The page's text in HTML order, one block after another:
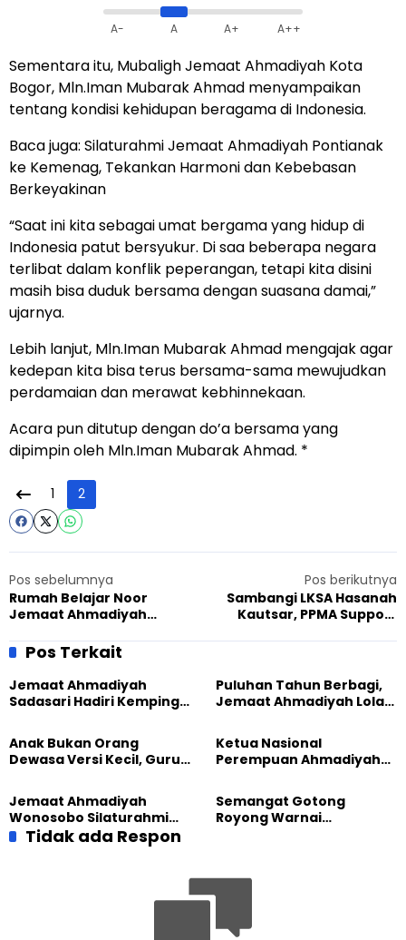
A- A A+ A++
Sementara itu, Mubaligh Jemaat Ahmadiyah Kota
Bogor, Mln.Iman Mubarak Ahmad menyampaikan
tentang kondisi kehidupan beragama di Indonesia.
Baca juga: Silaturahmi Jemaat Ahmadiyah Pontianak
ke Kemenag, Tekankan Harmoni dan Kebebasan
Berkeyakinan
“Saat ini kita sebagai umat bergama yang hidup di
Indonesia patut bersyukur. Di saa beberapa negara
terlibat dalam konflik peperangan, tetapi kita disini
masih bisa duduk bersama dengan suasana damai,”
ujarnya.
Lebih lanjut, Mln.Iman Mubarak Ahmad mengajak agar
kedepan kita bisa terus bersama-sama mewujudkan
perdamaian dan merawat kebhinnekaan.
Acara pun ditutup dengan do’a bersama yang
dipimpin oleh Mln.Iman Mubarak Ahmad. *
1 2
Pos sebelumnya
Rumah Belajar Noor
Jemaat Ahmadiyah
Tingkatkan Skill Komputer
dan Bahasa Inggris
Pos berikutnya
Sambangi LKSA Hasanah
Kautsar, PPMA Support
Pangan
Pos Terkait
Jemaat Ahmadiyah
Sadasari Hadiri Kemping
Puluhan Tahun Berbagi,
Jemaat Ahmadiyah Lolak
Sembako kepada Warga
Anak Bukan Orang
Dewasa Versi Kecil, Guru
Pendidikan BERLIAN
Ketua Nasional
Perempuan Ahmadiyah
Terbuka
Jemaat Ahmadiyah
Wonosobo Silaturahmi
Hangat dengan Jemaat
Semangat Gotong
Royong Warnai
Tidak ada Respon